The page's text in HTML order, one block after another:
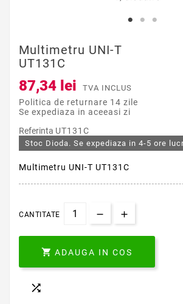
Multimetru UNI-T
UT131C
87,34 lei TVA INCLUS
Politica de returnare 14 zile
Se expediaza in aceeasi zi
Referinta UT131C
Stoc Dioda. Se expediaza in 4-5 ore
Multimetru UNI-T UT131C
CANTITATE
 ADAUGA IN COS
